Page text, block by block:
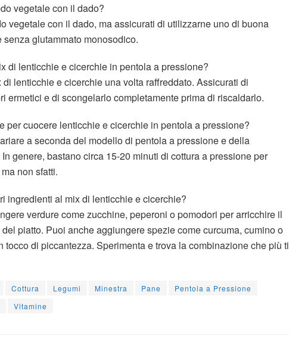
vegetale con il dado?
vegetale con il dado, ma assicurati di utilizzarne uno di buona
glutammato monosodico.
di lenticchie e cicerchie in pentola a pressione?
lenticchie e cicerchie una volta raffreddato. Assicurati di
ermetici e di scongelarlo completamente prima di riscaldarlo.
per cuocere lenticchie e cicerchie in pentola a pressione?
a seconda del modello di pentola a pressione e della
genere, bastano circa 15-20 minuti di cottura a pressione per
non sfatti.
ingredienti al mix di lenticchie e cicerchie?
verdure come zucchine, peperoni o pomodori per arricchire il
piatto. Puoi anche aggiungere spezie come curcuma, cumino o
tocco di piccantezza. Sperimenta e trova la combinazione che più ti
Cottura Legumi Minestra Pane
Pentola a Pressione
Vitamine